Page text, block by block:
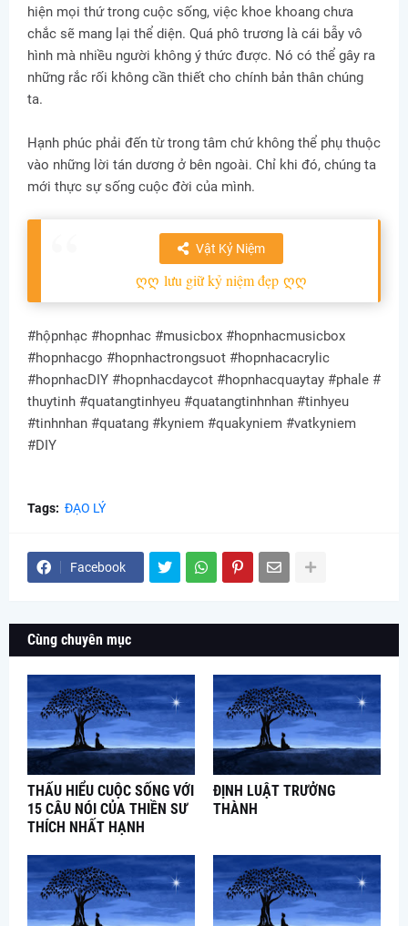
hiện mọi thứ trong cuộc sống, việc khoe khoang chưa
chắc sẽ mang lại thể diện. Quá phô trương là cái bẫy vô
hình mà nhiều người không ý thức được. Nó có thể gây ra
những rắc rối không cần thiết cho chính bản thân chúng
ta.
Hạnh phúc phải đến từ trong tâm chứ không thể phụ thuộc
vào những lời tán dương ở bên ngoài. Chỉ khi đó, chúng ta
mới thực sự sống cuộc đời của mình.
Vật Kỷ Niệm
ღღ lưu giữ kỷ niệm đẹp ღღ
#hộpnhạc #hopnhac #musicbox #hopnhacmusicbox
#hopnhacgo #hopnhactrongsuot #hopnhacacrylic
#hopnhacDIY #hopnhacdaycot #hopnhacquaytay #phale #
thuytinh #quatangtinhyeu #quatangtinhnhan #tinhyeu
#tinhnhan #quatang #kyniem #quakyniem #vatkyniem
#DIY
Tags: ĐẠO LÝ
Facebook
Cùng chuyên mục
THẤU HIỂU CUỘC SỐNG VỚI
15 CÂU NÓI CỦA THIỀN SƯ
THÍCH NHẤT HẠNH
ĐỊNH LUẬT TRƯỞNG
THÀNH